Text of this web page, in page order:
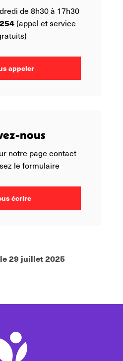
de 8h30 à 17h30
(appel et service
appeler
nous
notre page contact
le formulaire
écrire
29 juillet 2025